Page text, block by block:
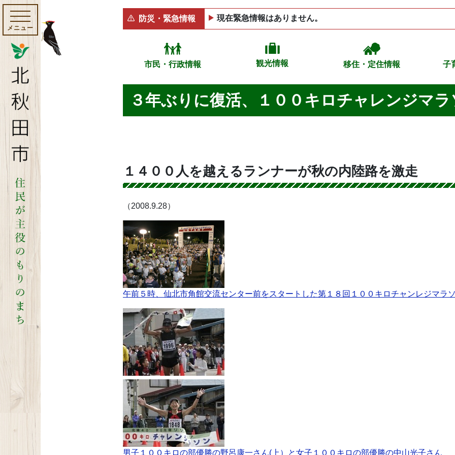
メニュー
防災・緊急情報 現在緊急情報はありません。
市民・行政情報 観光情報 移住・定住情報 子
３年ぶりに復活、１００キロチャレンジマラ
１４００人を越えるランナーが秋の内陸路を激走
（2008.9.28）
午前５時、仙北市角館交流センター前をスタートした第１８回１００キロチャンレジマラソ
男子１００キロの部優勝の野呂康一さん(上）と女子１００キロの部優勝の中山光子さん